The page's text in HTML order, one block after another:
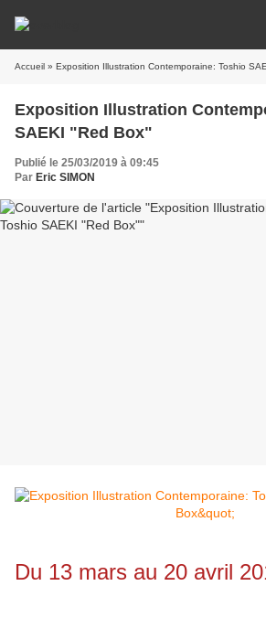
Accueil » Exposition Illustration Contemporaine: Toshio
Exposition Illustration
SAEKI "Red Box"
Publié le 25/03/2019 à 09:45
Par Eric SIMON
Du 13 mars au 20 avril